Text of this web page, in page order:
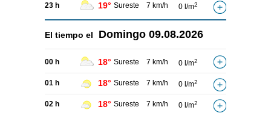
23 h 19° Sureste 7 km/h 0 l/m2
El tiempo el Domingo 09.08.2026
00 h 18° Sureste 7 km/h 0 l/m2
01 h 18° Sureste 7 km/h 0 l/m2
02 h 18° Sureste 7 km/h 0 l/m2